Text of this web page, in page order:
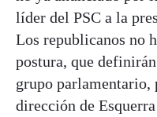
líder del PSC a la
Los republicanos no
postura, que
grupo parlamentario,
dirección de